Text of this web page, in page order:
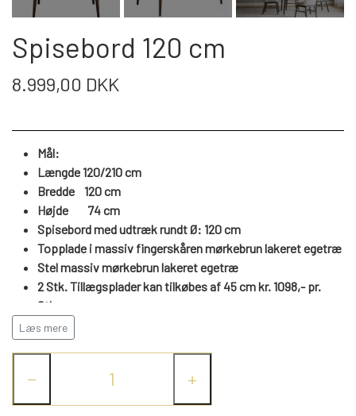
DAYBED/CHAISELONG
ENTRE
REOL EDGE
REOL MISTRAL
REOL BASIC
VÆGPANELER
SPEJLE
BELYSNING
SPEJLE
SPEJLE
VÆGPANELER
SPEJLE
PARKERING
MONTERING & LEVERING
OM OS
Spisebord 120 cm
8.999,00 DKK
Mål:
Længde 120/210 cm
Bredde 120 cm
Højde
74cm
Spisebord med udtræk rundt Ø: 120 cm
Topplade i massiv fingerskårenmørkebrun lakeret egetræ
Stel massivmørkebrun lakeret egetræ
2 Stk. Tillægsplader kan tilkøbes af 45 cm kr. 1098,- pr.
Stk.
Læs mere
− +